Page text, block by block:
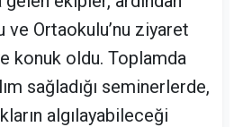
ve Ortaokulu’nu ziyaret
konuk oldu. Toplamda
sağladığı seminerlerde,
algılayabileceği